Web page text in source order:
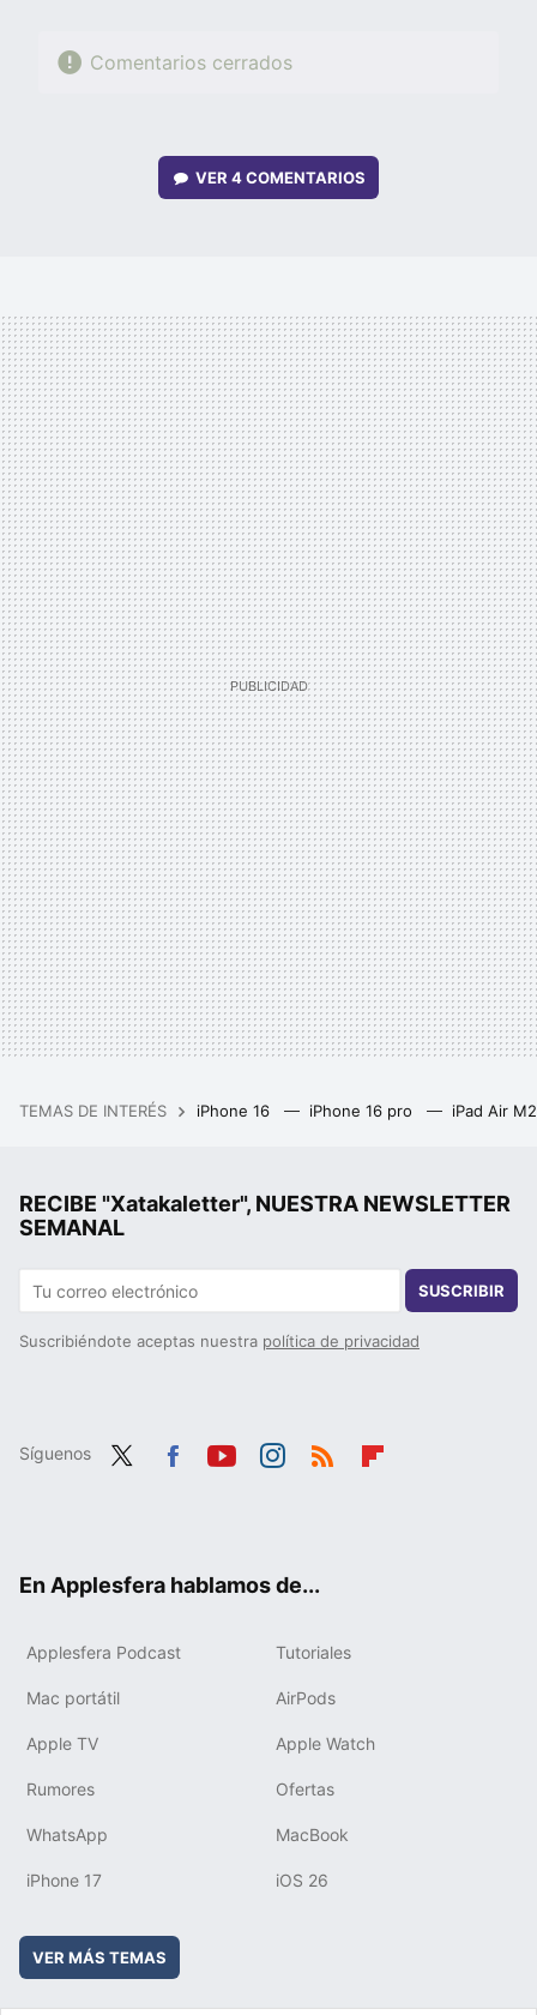
Comentarios cerrados
VER 4 COMENTARIOS
TEMAS DE INTERÉS iPhone 16 iPhone 16 pro iPad Air
RECIBE "Xatakaletter", NUESTRA NEWSLETTER
SEMANAL
SUSCRIBIR
Suscribiéndote aceptas nuestra política de privacidad
Síguenos
En Applesfera hablamos de...
Applesfera Podcast Tutoriales
Mac portátil AirPods
Apple TV Apple Watch
Rumores Ofertas
WhatsApp MacBook
iPhone 17 iOS 26
VER MÁS TEMAS